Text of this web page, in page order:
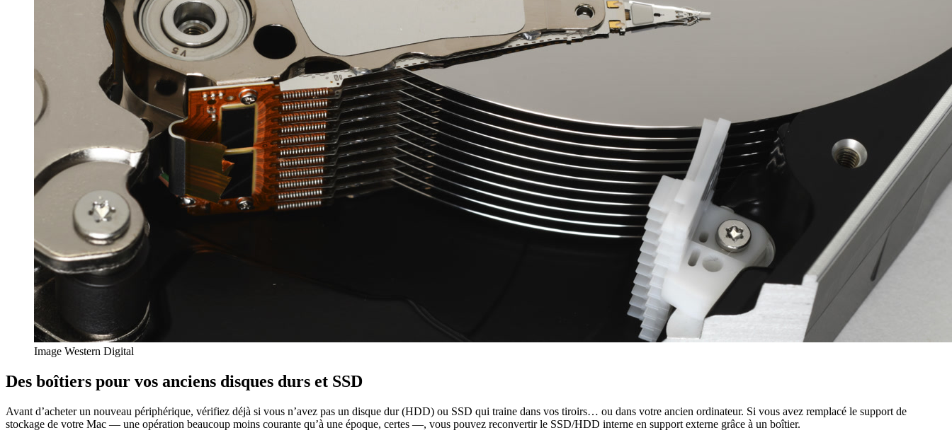
Image Western Digital
Des boîtiers pour vos anciens disques durs et SSD
Avant d’acheter un nouveau périphérique, vérifiez déjà si vous n’avez pas un disque dur (HDD) ou SSD qui traine dans vos tiroirs… ou dans votre ancien ordinateur. Si vous avez remplacé le support de
stockage de votre Mac — une opération beaucoup moins courante qu’à une époque, certes —, vous pouvez reconvertir le SSD/HDD interne en support externe grâce à un boîtier.